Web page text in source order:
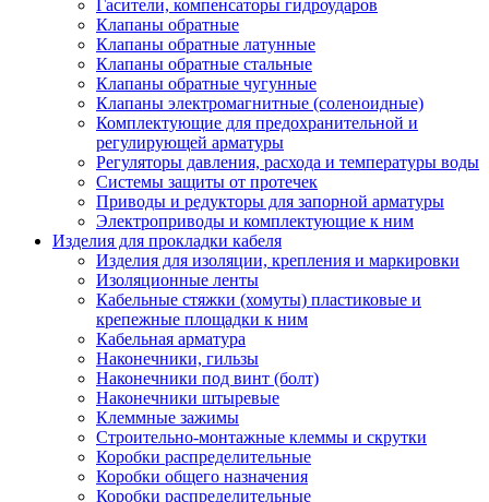
Гасители, компенсаторы гидроударов
Клапаны обратные
Клапаны обратные латунные
Клапаны обратные стальные
Клапаны обратные чугунные
Клапаны электромагнитные (соленоидные)
Комплектующие для предохранительной и
регулирующей арматуры
Регуляторы давления, расхода и температуры воды
Системы защиты от протечек
Приводы и редукторы для запорной арматуры
Электроприводы и комплектующие к ним
Изделия для прокладки кабеля
Изделия для изоляции, крепления и маркировки
Изоляционные ленты
Кабельные стяжки (хомуты) пластиковые и
крепежные площадки к ним
Кабельная арматура
Наконечники, гильзы
Наконечники под винт (болт)
Наконечники штыревые
Клеммные зажимы
Строительно-монтажные клеммы и скрутки
Коробки распределительные
Коробки общего назначения
Коробки распределительные